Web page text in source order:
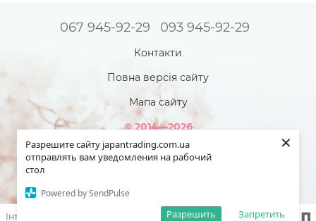
Разрешите сайту japantrading.com.ua
отправлять вам уведомления на рабочий
стол
Powered by SendPulse
Запретить
Разрешить
×
067 945-92-29 093 945-92-29
Контакти
Повна версія сайту
Мапа сайту
© 2014—2026
Інтернет-магазин товарів з Японії - Japan Trading!
Наша краса яскравіша - коли ми повністю здорові!
Інтернет-магазин створений з Хорошоп